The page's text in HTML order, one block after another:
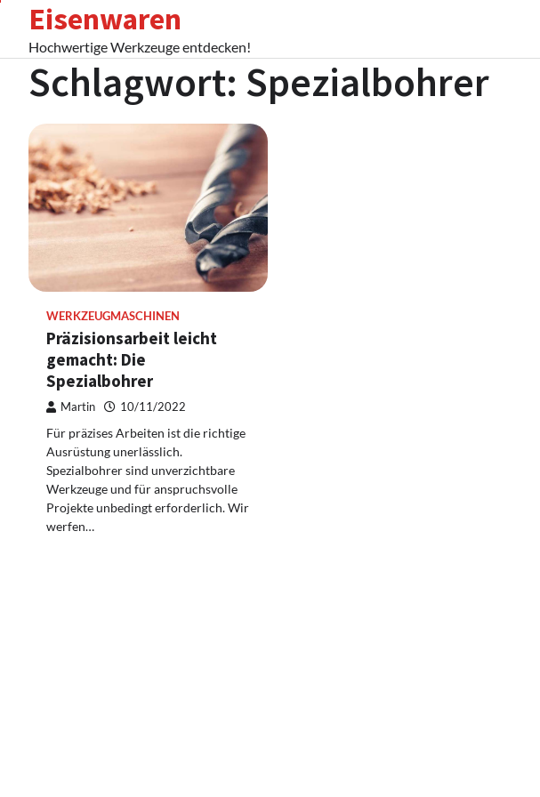
content
Eisenwaren
Hochwertige Werkzeuge entdecken!
Schlagwort: Spezialbohrer
WERKZEUGMASCHINEN
Präzisionsarbeit leicht
gemacht: Die
Spezialbohrer
Martin 10/11/2022
Für präzises Arbeiten ist die richtige
Ausrüstung unerlässlich.
Spezialbohrer sind unverzichtbare
Werkzeuge und für anspruchsvolle
Projekte unbedingt erforderlich. Wir
werfen…